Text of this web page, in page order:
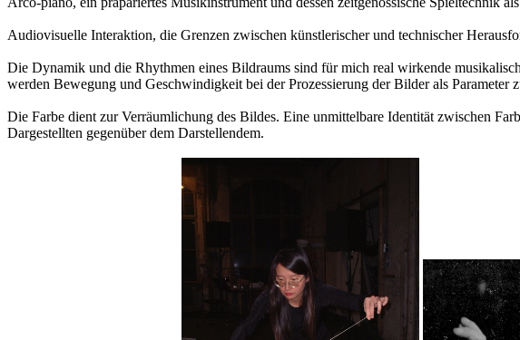
Audiovisuelle Interaktion, die Grenzen zwischen künstlerischer und technischer
Die Dynamik und die Rhythmen eines Bildraums sind für mich real wirkende
werden Bewegung und Geschwindigkeit bei der Prozessierung der Bilder als
Die Farbe dient zur Verräumlichung des Bildes. Eine unmittelbare Identität zwischen
Dargestellten gegenüber dem Darstellendem.